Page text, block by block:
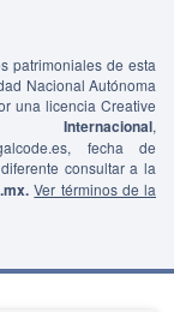
patrimoniales de esta
Nacional Autónoma
una licencia Creative
,
fecha de
consultar a la
Ver términos de la